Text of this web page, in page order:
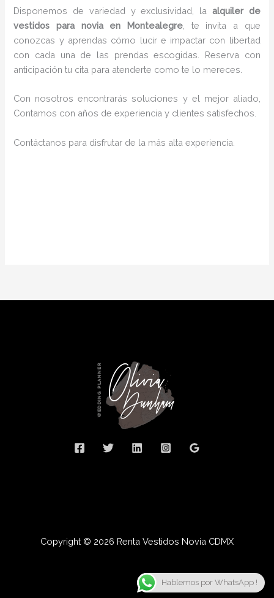
Disponemos de variedad y exclusividad, la alquiler de
vestidos para novia en Montealegre , te invita a que
conozcas y aprendas cómo lucir e impactar con libertad
con cada una de las prendas escogidas. Reserva con
anticipación tu cita para atenderte como te lo mereces.
Con nosotros encontrarás soluciones y el mejor aliado,
Contamos con años de experiencia y clientes satisfechos.
Contáctanos para disfrutar de la más alta experiencia.
Copyright © 2026 Renta Vestidos Novia CDMX
Hablemos por WhatsApp !